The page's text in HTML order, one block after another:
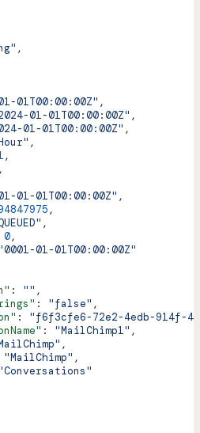
,
01T00:00:00Z" ,
01-01T00:00:00Z" ,
01-01T00:00:00Z" ,
,
,
,
01-01T00:00:00Z" ,
,
,
0,
01-01T00:00:00Z"
: "" ,
: "false" ,
: "f6f3cfe6-72e2-4edb-914f-
: "MailChimp1" ,
,
"MailChimp" ,